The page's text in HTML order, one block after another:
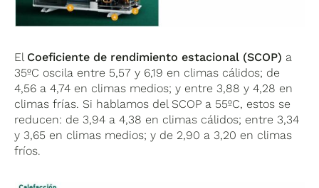
El Coeficiente de rendimiento estacional (SCOP) a
35ºC oscila entre 5,57 y 6,19 en climas cálidos; de
4,56 a 4,74 en climas medios; y entre 3,88 y 4,28 en
climas frías. Si hablamos del SCOP a 55ºC, estos se
reducen: de 3,94 a 4,38 en climas cálidos; entre 3,34
y 3,65 en climas medios; y de 2,90 a 3,20 en climas
fríos.